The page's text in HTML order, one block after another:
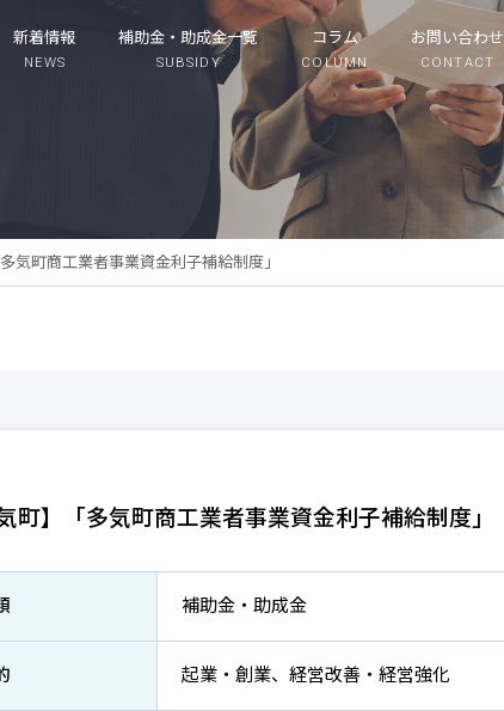
新着情報
NEWS
補助金・助成金一覧
SUBSIDY
コラム
COLUMN
お問い合わせ
CONTACT
気町商工業者事業資金利子補給制度」
気町】「多気町商工業者事業資金利子補給制度」
補助金・助成金
起業・創業、経営改善・経営強化